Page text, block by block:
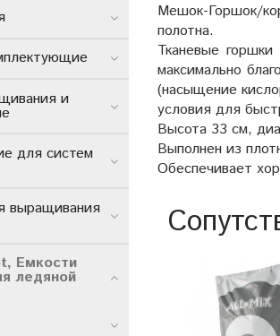
Мешок-Горшок/
полотна.
Тканевыегоршки
максимально
(насыщение
условия для
Высота 33 см,
Выполнен из
Обеспечивает
и
для систем
выращивания
Емкости
ледяной